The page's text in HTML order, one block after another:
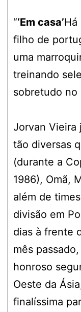
“‘Em casa’Há
filho de
uma
treinando
sobretudo no
Jorvan Vieira
tão diversas
(durante a
1986), Omã,
além de
divisão em
dias à frente
mês
honroso
Oeste da
finalíssima